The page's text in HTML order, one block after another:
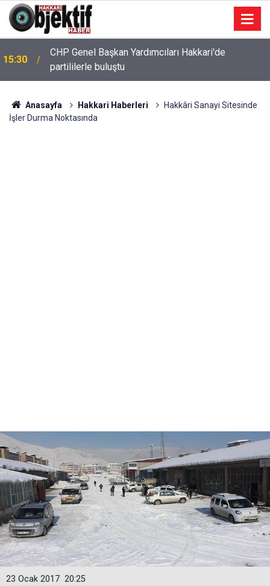
15:30
CHP Genel Başkan Yardımcıları Hakkari'de
partililerle buluştu
Anasayfa Hakkari Haberleri
Hakkâri Sanayi Sitesinde
İşler Durma Noktasında
20:25
23 Ocak 2017